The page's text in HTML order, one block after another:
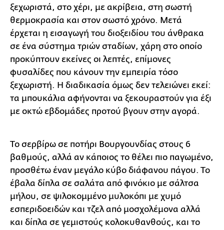
ξεχωριστά, στο χέρι, με ακρίβεια, στη σωστή
θερμοκρασία και στον σωστό χρόνο. Μετά
έρχεται η εισαγωγή του διοξειδίου του άνθρακα
σε ένα σύστημα τριών σταδίων, χάρη στο οποίο
προκύπτουν εκείνες οι λεπτές, επίμονες
φυσαλίδες που κάνουν την εμπειρία τόσο
ξεχωριστή. Η διαδικασία όμως δεν τελειώνει εκεί:
τα μπουκάλια αφήνονται να ξεκουραστούν για έξι
με οκτώ εβδομάδες προτού βγουν στην αγορά.
Το σερβίρω σε ποτήρι Βουργουνδίας στους 6
βαθμούς, αλλά αν κάποιος το θέλει πιο παγωμένο,
προσθέτω έναν μεγάλο κύβο διάφανου πάγου. Το
έβαλα δίπλα σε σαλάτα από φινόκιο με σάλτσα
μήλου, σε ψιλοκομμένο μυλοκόπι με χυμό
εσπεριδοειδών και τζελ από μοσχολέμονα αλλά
και δίπλα σε γεμιστούς κολοκυθανθούς, και το